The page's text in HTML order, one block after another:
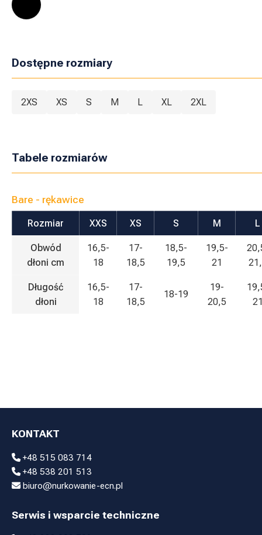
Dostępne rozmiary
2XS XS S M L XL 2XL
Tabele rozmiarów
Bare - rękawice
Rozmiar XXS XS S M L
Obwód
dłoni cm
16,5-
18
17-
18,5
18,5-
19,5
19,5-
21
Długość
dłoni
16,5-
18
17-
18,5
18-19
19-
20,5
KONTAKT
+48 515 083 714
+48 538 201 513
biuro@nurkowanie-ecn.pl
Serwis i wsparcie techniczne